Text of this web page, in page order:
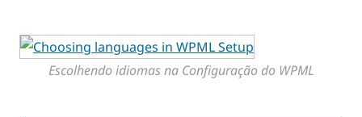
Escolhendo idiomas na Configuração do WPML